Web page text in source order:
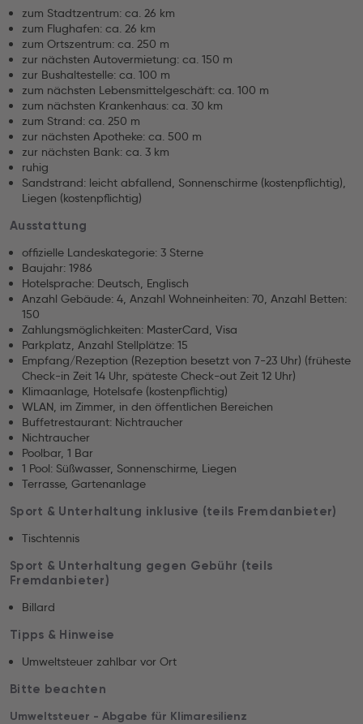
zum Stadtzentrum: ca. 26 km
zum Flughafen: ca. 26 km
zum Ortszentrum: ca. 250 m
zur nächsten Autovermietung: ca. 150 m
zur Bushaltestelle: ca. 100 m
zum nächsten Lebensmittelgeschäft: ca. 100 m
zum nächsten Krankenhaus: ca. 30 km
zum Strand: ca. 250 m
zur nächsten Apotheke: ca. 500 m
zur nächsten Bank: ca. 3 km
ruhig
Sandstrand: leicht abfallend, Sonnenschirme (kostenpflichtig),
Liegen (kostenpflichtig)
Ausstattung
offizielle Landeskategorie: 3 Sterne
Baujahr: 1986
Hotelsprache: Deutsch, Englisch
Anzahl Gebäude: 4, Anzahl Wohneinheiten: 70, Anzahl Betten:
150
Zahlungsmöglichkeiten: MasterCard, Visa
Parkplatz, Anzahl Stellplätze: 15
Empfang/Rezeption (Rezeption besetzt von 7-23 Uhr) (früheste
Check-in Zeit 14 Uhr, späteste Check-out Zeit 12 Uhr)
Klimaanlage, Hotelsafe (kostenpflichtig)
WLAN, im Zimmer, in den öffentlichen Bereichen
Buffetrestaurant: Nichtraucher
Nichtraucher
Poolbar, 1 Bar
1 Pool: Süßwasser, Sonnenschirme, Liegen
Terrasse, Gartenanlage
Sport & Unterhaltung inklusive (teils Fremdanbieter)
Tischtennis
Sport & Unterhaltung gegen Gebühr (teils
Fremdanbieter)
Billard
Tipps & Hinweise
Umweltsteuer zahlbar vor Ort
Bitte beachten
Umweltsteuer - Abgabe für Klimaresilienz